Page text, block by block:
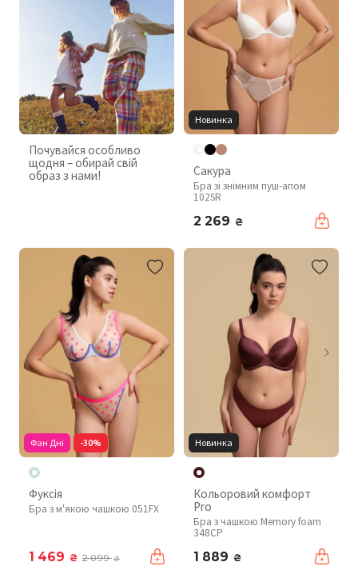
Почувайся особливо
щодня – обирай свій
образ з нами!
Новинка
Сакура
Бра зі знімним пуш-апом
102SR
2 269 ₴
Фан Дні -30%
Фуксія
Бра з м'якою чашкою 051FX
1 469 ₴ 2 099₴
Новинка
Кольоровий комфорт
Pro
Бра з чашкою Memory foam
348CP
1 889 ₴